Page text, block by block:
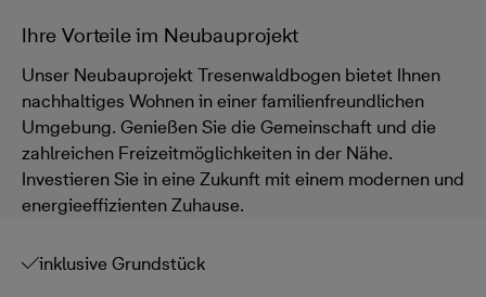
Ihre Vorteile im Neubauprojekt
Unser Neubauprojekt Tresenwaldbogen bietet Ihnen
nachhaltiges Wohnen in einer familienfreundlichen
Umgebung. Genießen Sie die Gemeinschaft und die
zahlreichen Freizeitmöglichkeiten in der Nähe.
Investieren Sie in eine Zukunft mit einem modernen und
energieeffizienten Zuhause.
inklusive Grundstück